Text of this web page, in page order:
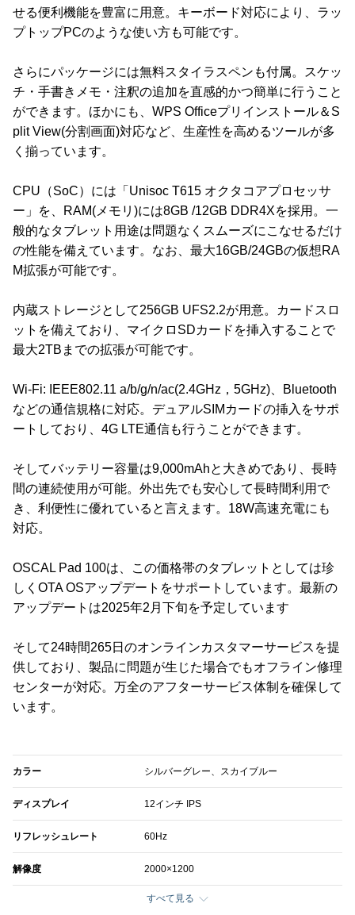
せる便利機能を豊富に用意。キーボード対応により、ラッ
プトップPCのような使い方も可能です。
さらにパッケージには無料スタイラスペンも付属。スケッ
チ・手書きメモ・注釈の追加を直感的かつ簡単に行うこと
ができます。ほかにも、WPS Officeプリインストール＆S
plit View(分割画面)対応など、生産性を高めるツールが多
く揃っています。
CPU（SoC）には「Unisoc T615 オクタコアプロセッサ
ー」を、RAM(メモリ)には8GB /12GB DDR4Xを採用。一
般的なタブレット用途は問題なくスムーズにこなせるだけ
の性能を備えています。なお、最大16GB/24GBの仮想RA
M拡張が可能です。
内蔵ストレージとして256GB UFS2.2が用意。カードスロ
ットを備えており、マイクロSDカードを挿入することで
最大2TBまでの拡張が可能です。
Wi-Fi: IEEE802.11 a/b/g/n/ac(2.4GHz，5GHz)、Bluetooth
などの通信規格に対応。デュアルSIMカードの挿入をサポ
ートしており、4G LTE通信も行うことができます。
そしてバッテリー容量は9,000mAhと大きめであり、長時
間の連続使用が可能。外出先でも安心して長時間利用で
き、利便性に優れていると言えます。18W高速充電にも
対応。
OSCAL Pad 100は、この価格帯のタブレットとしては珍
しくOTA OSアップデートをサポートしています。最新の
アップデートは2025年2月下旬を予定しています
そして24時間265日のオンラインカスタマーサービスを提
供しており、製品に問題が生じた場合でもオフライン修理
センターが対応。万全のアフターサービス体制を確保して
います。
カラー シルバーグレー、スカイブルー
ディスプレイ 12インチ IPS
リフレッシュレート 60Hz
解像度 2000×1200
すべて見る